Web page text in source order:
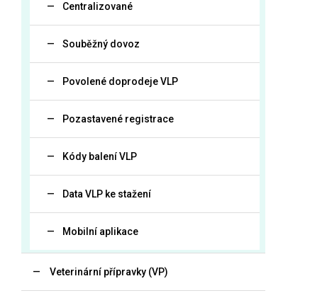
Centralizované
Souběžný dovoz
Povolené doprodeje VLP
Pozastavené registrace
Kódy balení VLP
Data VLP ke stažení
Mobilní aplikace
Veterinární přípravky (VP)